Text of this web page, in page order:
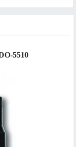
5510